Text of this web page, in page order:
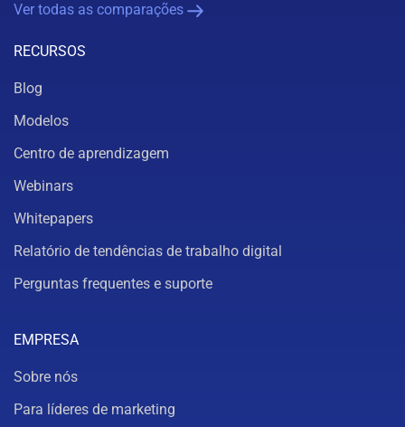
Ver todas as comparações
RECURSOS
Blog
Modelos
Centro de aprendizagem
Webinars
Whitepapers
Relatório de tendências de trabalho digital
Perguntas frequentes e suporte
EMPRESA
Sobre nós
Para líderes de marketing